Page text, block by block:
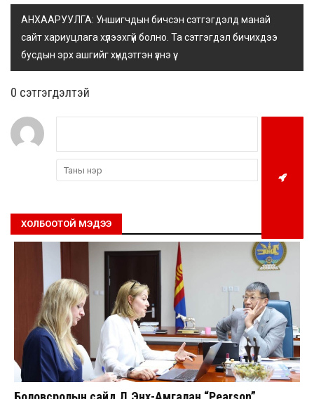
АНХААРУУЛГА: Уншигчдын бичсэн сэтгэгдэлд манай
сайт хариуцлага хүлээхгүй болно. Та сэтгэгдэл бичихдээ
бусдын эрх ашгийг хүндэтгэн үзнэ үү.
0 cэтгэгдэлтэй
ХОЛБООТОЙ МЭДЭЭ